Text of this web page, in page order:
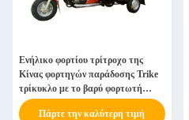
Ενήλικο φορτίου τρίτροχο της
Κίνας φορτηγών παράδοσης Trike
τρίκυκλο με το βαρύ φορτωτή
φόρτωσης
Πάρτε την καλύτερη τιμή